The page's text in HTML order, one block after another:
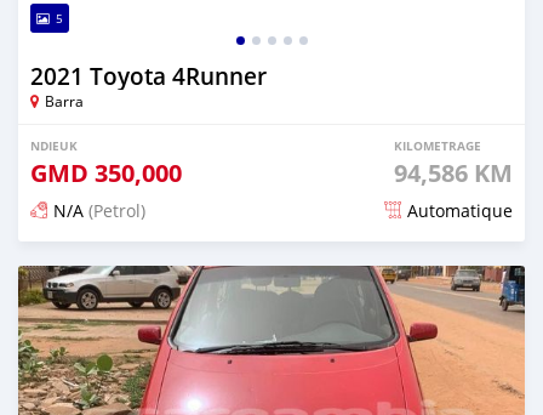
5
2021 Toyota 4Runner
Barra
NDIEUK
GMD 350,000
KILOMETRAGE
94,586 KM
N/A (Petrol) Automatique
Dougal na niou ko depuis about 2 years